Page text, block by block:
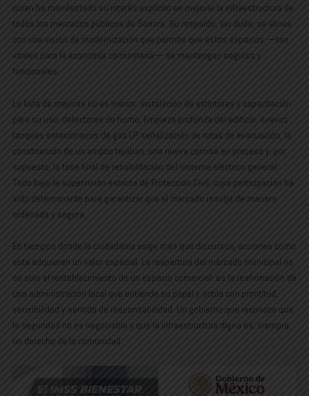
quien ha manifestado su interés explícito en mejorar la infraestructura de
todos los mercados públicos de Sonora. Su respaldo, sin duda, se alinea
con una visión de modernización que permite que estos espacios —tan
vitales para la economía comunitaria— se mantengan seguros y
funcionales.
La lista de mejoras no es menor: instalación de extintores y capacitación
para su uso, detectores de humo, limpieza profunda del edificio, nuevos
tanques estacionarios de gas LP, señalización de rutas de evacuación, la
construcción de un amplio tejaban, una nueva cornisa en proceso y, por
supuesto, la fase final de rehabilitación del sistema eléctrico general.
Todo bajo la supervisión estricta de Protección Civil, cuya participación ha
sido determinante para garantizar que el mercado resurja de manera
ordenada y segura.
En tiempos donde la ciudadanía exige más que discursos, acciones como
esta adquieren un valor especial. La reapertura del mercado municipal no
es solo el restablecimiento de un espacio comercial: es la reafirmación de
una administración local que entiende su papel y actúa con prontitud,
sensibilidad y sentido de responsabilidad. Un gobierno que reconoce que
la seguridad no es negociable y que la infraestructura digna es, siempre,
un derecho de la comunidad.